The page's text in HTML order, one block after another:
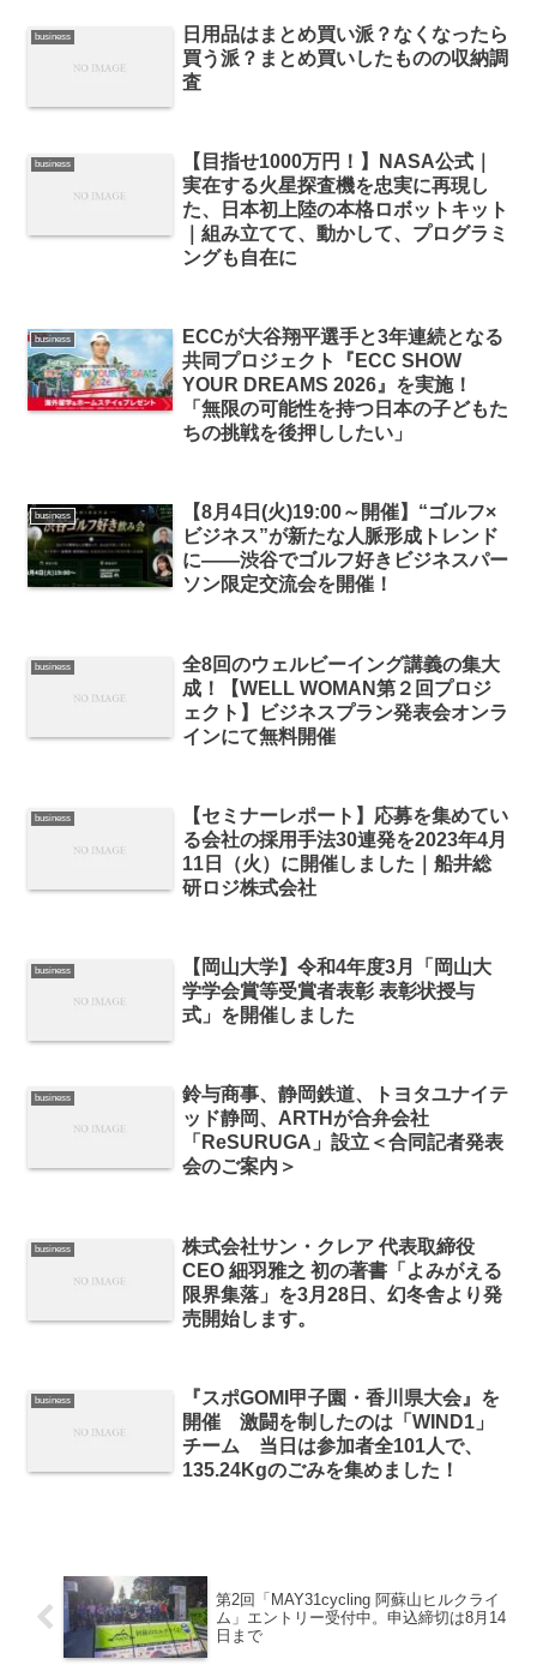
business
日用品はまとめ買い派？なくなったら
買う派？まとめ買いしたものの収納調
査
business
【目指せ1000万円！】NASA公式｜
実在する火星探査機を忠実に再現し
た、日本初上陸の本格ロボットキット
｜組み立てて、動かして、プログラミ
ングも自在に
business
ECCが大谷翔平選手と3年連続となる
共同プロジェクト『ECC SHOW
YOUR DREAMS 2026』を実施！
「無限の可能性を持つ日本の子どもた
ちの挑戦を後押ししたい」
business
【8月4日(火)19:00～開催】“ゴルフ×
ビジネス”が新たな人脈形成トレンド
に――渋谷でゴルフ好きビジネスパー
ソン限定交流会を開催！
business
全8回のウェルビーイング講義の集大
成！【WELL WOMAN第２回プロジ
ェクト】ビジネスプラン発表会オンラ
インにて無料開催
business
【セミナーレポート】応募を集めてい
る会社の採用手法30連発を2023年4月
11日（火）に開催しました｜船井総
研ロジ株式会社
business
【岡山大学】令和4年度3月「岡山大
学学会賞等受賞者表彰 表彰状授与
式」を開催しました
business
鈴与商事、静岡鉄道、トヨタユナイテ
ッド静岡、ARTHが合弁会社
「ReSURUGA」設立＜合同記者発表
会のご案内＞
business
株式会社サン・クレア 代表取締役
CEO 細羽雅之 初の著書「よみがえる
限界集落」を3月28日、幻冬舎より発
売開始します。
business
『スポGOMI甲子園・香川県大会』を
開催 激闘を制したのは「WIND1」
チーム 当日は参加者全101人で、
135.24Kgのごみを集めました！
第2回「MAY31cycling 阿蘇山ヒルクライ
ム」エントリー受付中。申込締切は8月14
日まで